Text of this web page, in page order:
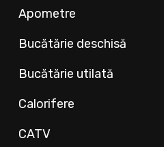
Apometre
Bucătărie deschisă
Bucătărie utilată
Calorifere
CATV